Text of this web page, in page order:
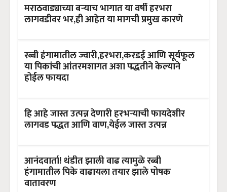
मराठवाड्याच्या बऱ्याच भागात या वर्षी हरभरा
लागवडीवर भर,ही आहेत या मागची प्रमुख कारणे
रब्बी हंगामातील ज्वारी,हरभरा,करडई आणि सूर्यफूल
या पिकांची आंतरमशागत अशा पद्धतीने केल्याने
होईल फायदा
हि आहे जास्त उत्पन्न देणारी हरभऱ्याची फायदेशीर
लागवड पद्धत आणि वाण,येईल जास्त उत्पन्न
आनंदवार्ता! थंडीत झाली वाढ त्यामुळे रब्बी
हंगामातील पिके वाढायला तयार झाले पोषक
वातावरण